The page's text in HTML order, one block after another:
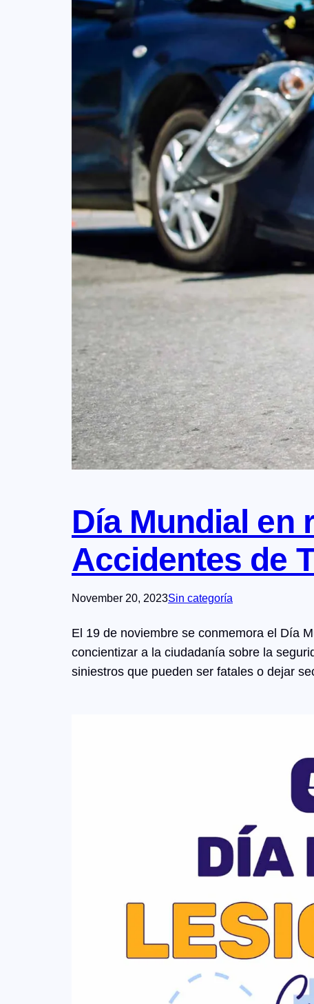
Día Mundial en
Accidentes de
November 20, 2023Sin categoría
El 19 de noviembre se conmemora el Día
concientizar a la ciudadanía sobre la
siniestros que pueden ser fatales o dejar